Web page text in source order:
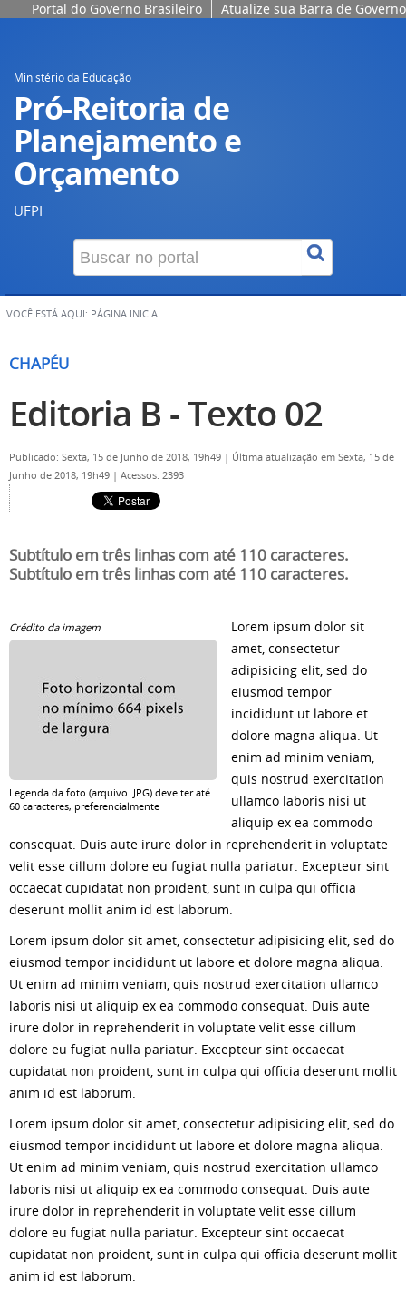
Portal do Governo Brasileiro Atualize sua Barra de Governo
Ministério da Educação
Pró-Reitoria de
Planejamento e
Orçamento
UFPI
VOCÊ ESTÁ AQUI: PÁGINA INICIAL
CHAPÉU
Editoria B - Texto 02
Publicado: Sexta, 15 de Junho de 2018, 19h49 | Última atualização em Sexta, 15 de
Junho de 2018, 19h49 | Acessos: 2393
Subtítulo em três linhas com até 110 caracteres.
Subtítulo em três linhas com até 110 caracteres.
Crédito da imagem
Legenda da foto (arquivo .JPG) deve ter até
60 caracteres, preferencialmente
Lorem ipsum dolor sit
amet, consectetur
adipisicing elit, sed do
eiusmod tempor
incididunt ut labore et
dolore magna aliqua. Ut
enim ad minim veniam,
quis nostrud exercitation
ullamco laboris nisi ut
aliquip ex ea commodo
consequat. Duis aute irure dolor in reprehenderit in voluptate
velit esse cillum dolore eu fugiat nulla pariatur. Excepteur sint
occaecat cupidatat non proident, sunt in culpa qui officia
deserunt mollit anim id est laborum.
Lorem ipsum dolor sit amet, consectetur adipisicing elit, sed do
eiusmod tempor incididunt ut labore et dolore magna aliqua.
Ut enim ad minim veniam, quis nostrud exercitation ullamco
laboris nisi ut aliquip ex ea commodo consequat. Duis aute
irure dolor in reprehenderit in voluptate velit esse cillum
dolore eu fugiat nulla pariatur. Excepteur sint occaecat
cupidatat non proident, sunt in culpa qui officia deserunt mollit
anim id est laborum.
Lorem ipsum dolor sit amet, consectetur adipisicing elit, sed do
eiusmod tempor incididunt ut labore et dolore magna aliqua.
Ut enim ad minim veniam, quis nostrud exercitation ullamco
laboris nisi ut aliquip ex ea commodo consequat. Duis aute
irure dolor in reprehenderit in voluptate velit esse cillum
dolore eu fugiat nulla pariatur. Excepteur sint occaecat
cupidatat non proident, sunt in culpa qui officia deserunt mollit
anim id est laborum.